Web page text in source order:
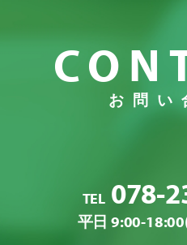
お問い
TEL078-
平日 9:00-